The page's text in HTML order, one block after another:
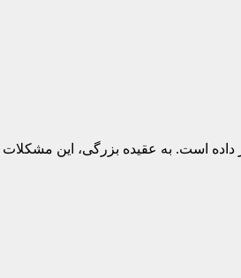
است. به عقیده بزرگی، این